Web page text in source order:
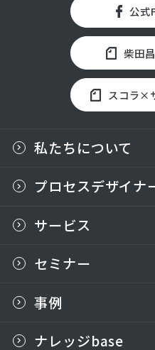
公
柴田
スコラ×
私たちについて
プロセスデザイナ
サービス
セミナー
事例
ナレッジbase